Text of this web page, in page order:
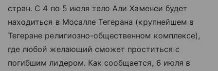
стран. С 4 по 5 июля тело Али Хаменеи будет
находиться в Мосалле Тегерана (крупнейшем в
Тегеране религиозно-общественном комплексе),
где любой желающий сможет проститься с
погибшим лидером. Как сообщается, 6 июля в